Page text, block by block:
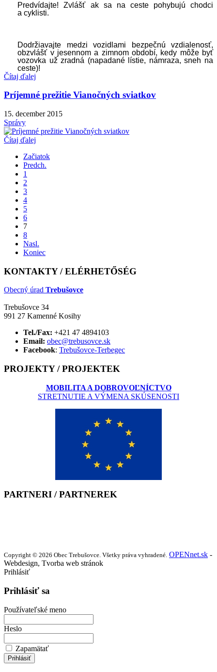
Predvídajte! Zvlášť ak sa na ceste pohybujú chodci
a cyklisti.
Dodržiavajte medzi vozidlami bezpečnú vzdialenosť,
obzvlášť v jesennom a zimnom období, kedy môže byť
vozovka už zradná (napadané lístie, námraza, sneh na
ceste)!
Čítaj ďalej
Príjemné prežitie Vianočných sviatkov
15. december 2015
Správy
Čítaj ďalej
Začiatok
Predch.
1
2
3
4
5
6
7
8
Nasl.
Koniec
KONTAKTY / ELÉRHETŐSÉG
Obecný úrad Trebušovce
Trebušovce 34
991 27 Kamenné Kosihy
Tel./Fax: +421 47 4894103
Email: obec@trebusovce.sk
Facebook: Trebušovce-Terbegec
PROJEKTY / PROJEKTEK
MOBILITA A DOBROVOĽNÍCTVO
STRETNUTIE A VÝMENA SKÚSENOSTI
PARTNERI / PARTNEREK
Copyright © 2026 Obec Trebušovce. Všetky práva vyhradené. OPENnet.sk -
Webdesign, Tvorba web stránok
Prihlásiť
Prihlásiť sa
Používateľské meno
Heslo
Zapamätať